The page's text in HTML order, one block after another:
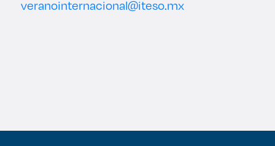
veranointernacional@iteso.mx